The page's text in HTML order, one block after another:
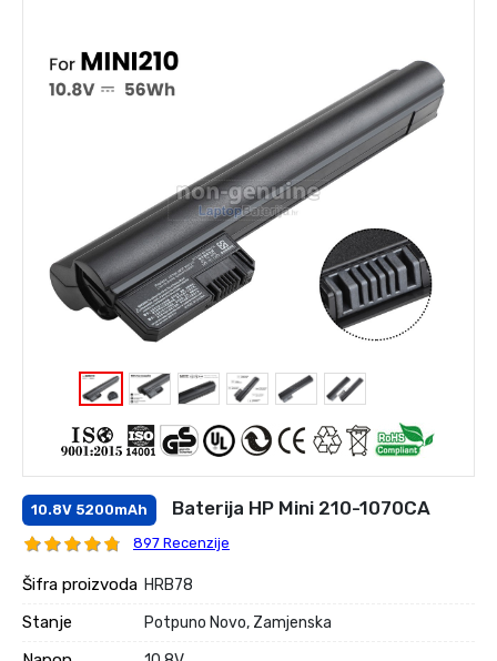
10.8V 5200mAh Baterija HP Mini 210-1070CA
897 Recenzije
Šifra proizvoda HRB78
Stanje Potpuno Novo, Zamjenska